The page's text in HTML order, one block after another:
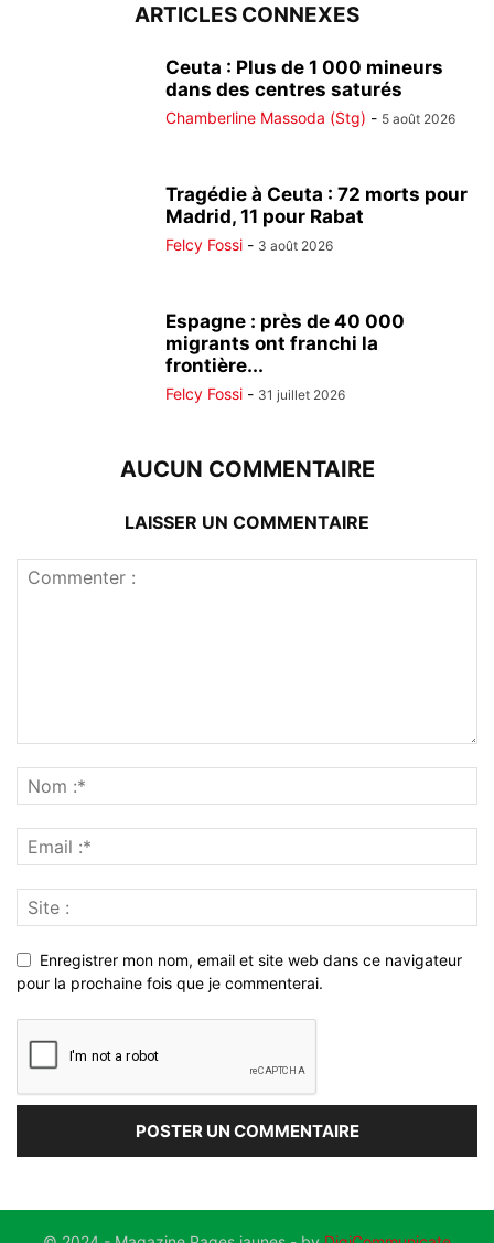
ARTICLES CONNEXES
Ceuta : Plus de 1 000 mineurs
dans des centres saturés
Chamberline Massoda (Stg) - 5 août 2026
Tragédie à Ceuta : 72 morts pour
Madrid, 11 pour Rabat
Felcy Fossi - 3 août 2026
Espagne : près de 40 000
migrants ont franchi la
frontière...
Felcy Fossi - 31 juillet 2026
AUCUN COMMENTAIRE
LAISSER UN COMMENTAIRE
Enregistrer mon nom, email et site web dans ce navigateur
pour la prochaine fois que je commenterai.